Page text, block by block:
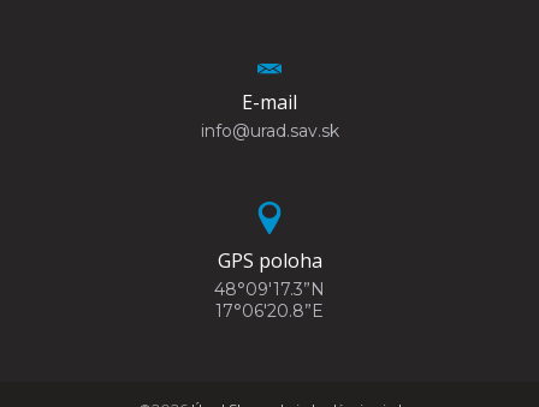
E-mail
info@urad.sav.sk
GPS poloha
48°09'17.3”N
17°06'20.8”E